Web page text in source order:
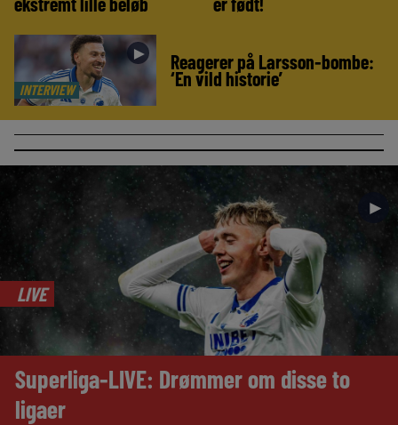
INTERVIEW
► Reagerer på Larsson-bombe:
‘En vild historie’
►
LIVE
Superliga-LIVE: Drømmer om disse to
ligaer